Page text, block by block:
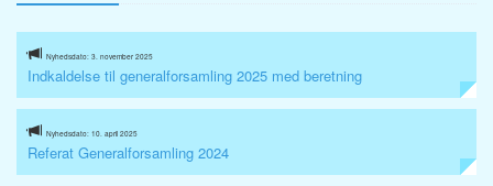
Nyhedsdato: 3. november 2025
Indkaldelse til generalforsamling 2025 med beretning
Nyhedsdato: 10. april 2025
Referat Generalforsamling 2024